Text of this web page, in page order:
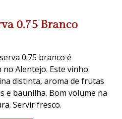
0.75 Branco
0.75 branco é
Alentejo. Este vinho
distinta, aroma de frutas
e baunilha. Bom volume na
Servir fresco.